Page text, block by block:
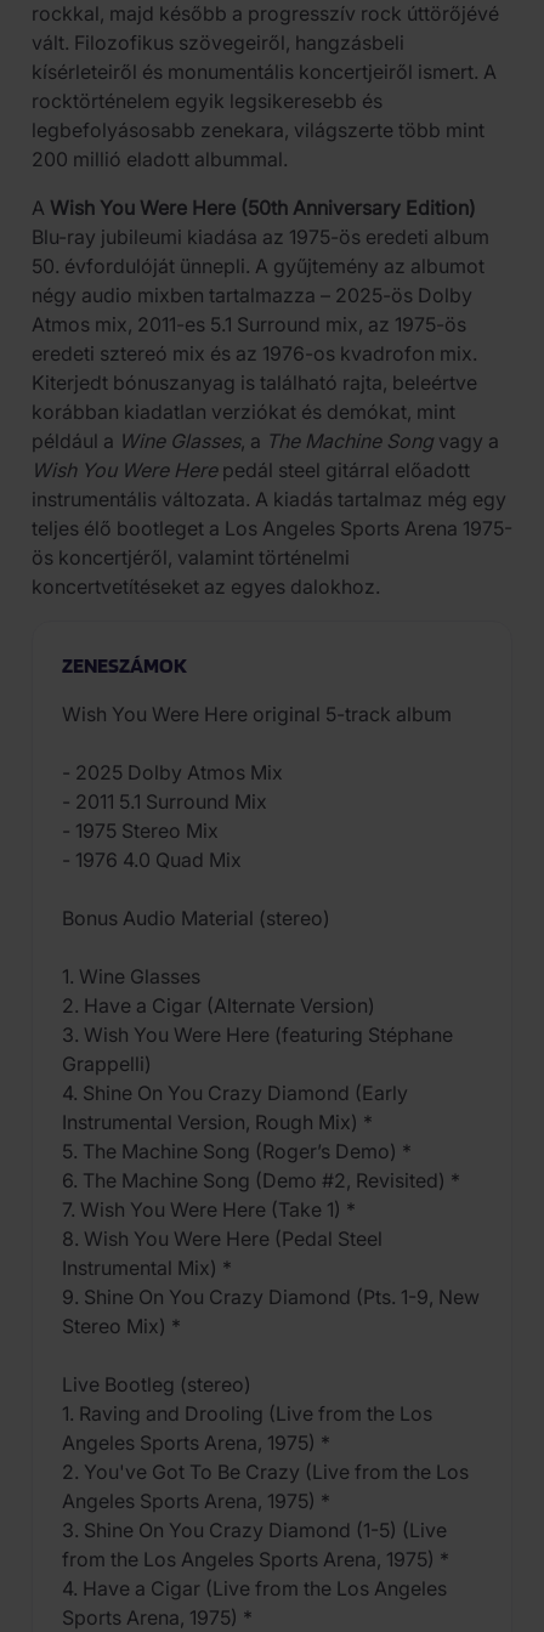
rockkal, majd később a progresszív rock úttörőjévé
vált. Filozofikus szövegeiről, hangzásbeli
kísérleteiről és monumentális koncertjeiről ismert. A
rocktörténelem egyik legsikeresebb és
legbefolyásosabb zenekara, világszerte több mint
200 millió eladott albummal.
A Wish You Were Here (50th Anniversary Edition)
Blu-ray jubileumi kiadása az 1975-ös eredeti album
50. évfordulóját ünnepli. A gyűjtemény az albumot
négy audio mixben tartalmazza – 2025-ös Dolby
Atmos mix, 2011-es 5.1 Surround mix, az 1975-ös
eredeti sztereó mix és az 1976-os kvadrofon mix.
Kiterjedt bónuszanyag is található rajta, beleértve
korábban kiadatlan verziókat és demókat, mint
például a Wine Glasses, a The Machine Song vagy a
Wish You Were Herepedál steel gitárral előadott
instrumentális változata. A kiadás tartalmaz még egy
teljes élő bootleget a Los Angeles Sports Arena 1975-
ös koncertjéről, valamint történelmi
koncertvetítéseket az egyes dalokhoz.
ZENESZÁMOK
Wish You Were Here original 5-track album
- 2025 Dolby Atmos Mix
- 2011 5.1 Surround Mix
- 1975 Stereo Mix
- 1976 4.0 Quad Mix
Bonus Audio Material (stereo)
1. Wine Glasses
2. Have a Cigar (Alternate Version)
3. Wish You Were Here (featuring Stéphane
Grappelli)
4. Shine On You Crazy Diamond (Early
Instrumental Version, Rough Mix) *
5. The Machine Song (Roger’s Demo) *
6. The Machine Song (Demo #2, Revisited) *
7. Wish You Were Here (Take 1) *
8. Wish You Were Here (Pedal Steel
Instrumental Mix) *
9. Shine On You Crazy Diamond (Pts. 1-9, New
Stereo Mix) *
Live Bootleg (stereo)
1. Raving and Drooling (Live from the Los
Angeles Sports Arena, 1975) *
2. You've Got To Be Crazy (Live from the Los
Angeles Sports Arena, 1975) *
3. Shine On You Crazy Diamond (1-5) (Live
from the Los Angeles Sports Arena, 1975) *
4. Have a Cigar (Live from the Los Angeles
Sports Arena, 1975) *